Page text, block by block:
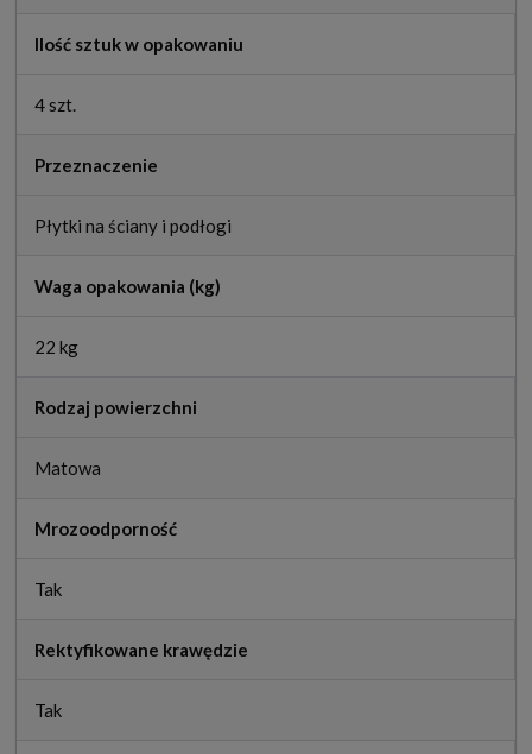
Ilość sztuk w opakowaniu
4 szt.
Przeznaczenie
Płytki na ściany i podłogi
Waga opakowania (kg)
22 kg
Rodzaj powierzchni
Matowa
Mrozoodporność
Tak
Rektyfikowane krawędzie
Tak